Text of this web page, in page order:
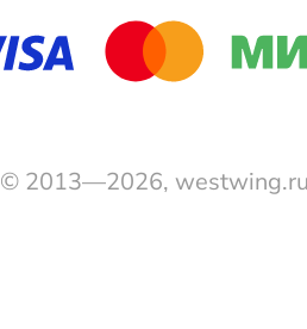
© 2013—2026,